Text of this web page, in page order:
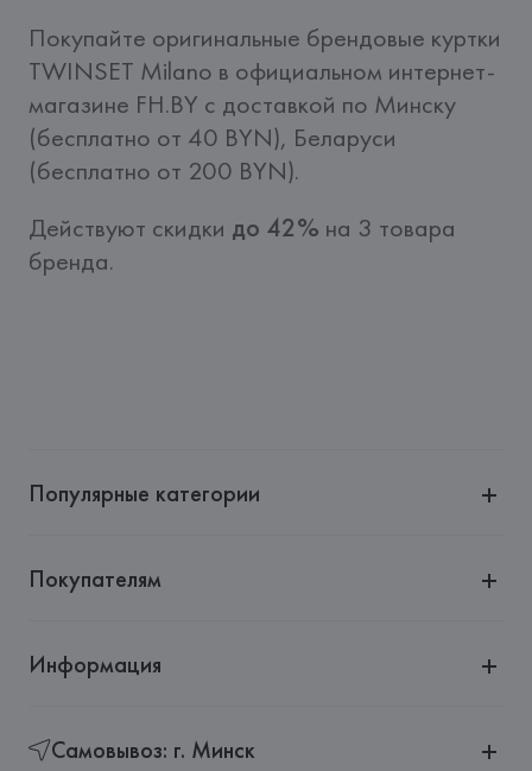
Покупайте оригинальные брендовые куртки
TWINSET Milano в официальном интернет-
магазине FH.BY c доставкой по Минску
(бесплатно от 40 BYN), Беларуси
(бесплатно от 200 BYN).
Действуют скидки до 42% на 3 товара
бренда.
Популярные категории
Покупателям
Информация
Самовывоз: г. Минск